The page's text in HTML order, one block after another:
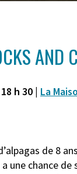
AND
h 30 | La
de 8
une chance